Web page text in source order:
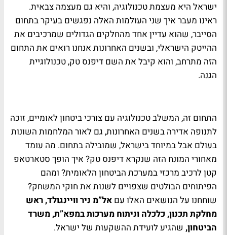
ישראל היא מעצמת טכנולוגיה, והיא גם מעצמה צבאית.
ראינו מעבר איך שני העולמות האלה נפגשים בעיקר בתחום
הסייבר, שהוא עדיין אחד מהחלקים הגדולים שמרכיבים את
ההייטק הישראלי, ובשנים האחרונות אנחנו רואים את התחום
הזה מתרחב, והוא קיבל את השם דיפנס טק, טכנולוגיית
הגנה.
התחום זה, המשלב טכנולוגיה עם צורכי ביטחון לאומיים, זוכה
לתנופה אדירה בשנים האחרונות, גם לאור המלחמות השונות
בעולם אבל במיוחד בישראל, שמובילה בתחום. מה עומד
מאחורי המונח הזה שנקרא דיפנס טק? איך הופך סטארטאפ
קטן לרכיב מרכזי במערכת הביטחון הלאומית? ומהם
הפיתוחים הבולטים שצפויים לשנות את חוקי המשחק?
שוחחנו על הנושאים האלו עם אל”מ ניר וויינגולד, ראש
מחלקת תכנון, כלכלה וניתוח מערכות במפא”ת, משרד
הביטחון, שהגיע לועידת ההשקעות של ישראל.